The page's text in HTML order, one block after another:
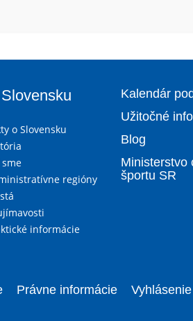
o Slovensku
regióny
informácie
Kalendár
Užitočné
Blog
Ministerstvo
športu SR
Právne informácie